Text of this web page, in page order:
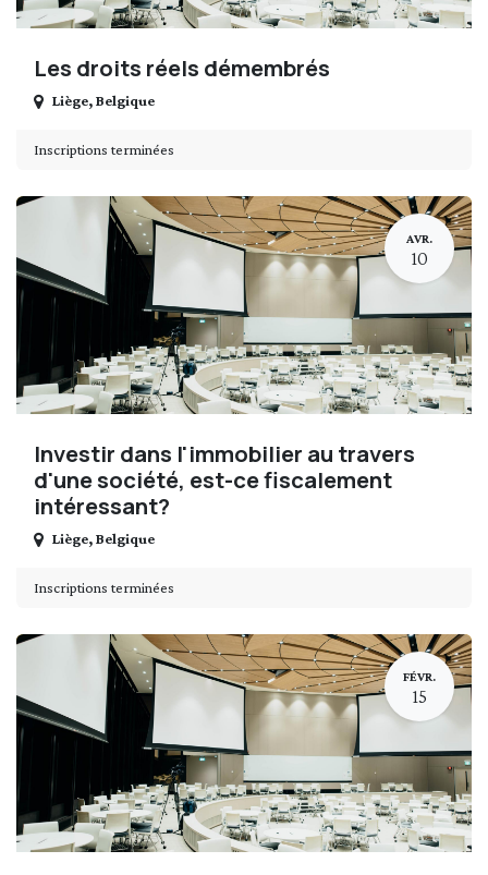
Les droits réels démembrés
Liège,Belgique
Inscriptions terminées
AVR.
10
Investir dans l'immobilier au travers
d'une société, est-ce fiscalement
intéressant?
Liège,Belgique
Inscriptions terminées
FÉVR.
15